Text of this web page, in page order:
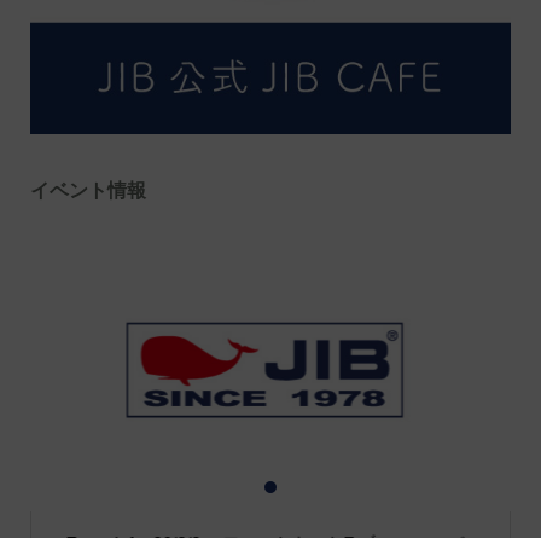
イベント情報
2